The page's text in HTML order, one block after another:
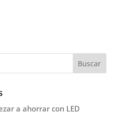
a ahorrar con LED